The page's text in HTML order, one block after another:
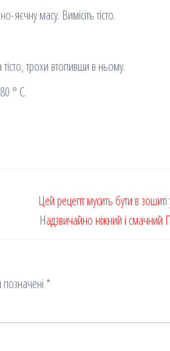
масу. Вимісіть тісто.
трохи втопивши в ньому.
° С.
Цей рецепт мусить бути в зошиті
Надзвичайно ніжний і смачний
*